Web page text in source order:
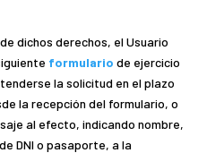
dichos derechos, el Usuario
formulario de ejercicio
la solicitud en el plazo
la recepción del formulario, o
al efecto, indicando nombre,
DNI o pasaporte, a la